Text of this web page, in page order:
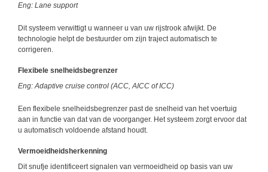
Eng: Lane support
Dit systeem verwittigt u wanneer u van uw rijstrook afwijkt. De
technologie helpt de bestuurder om zijn traject automatisch te
corrigeren.
Flexibele snelheidsbegrenzer
Eng: Adaptive cruise control (ACC, AICC of ICC)
Een flexibele snelheidsbegrenzer past de snelheid van het voertuig
aan in functie van dat van de voorganger. Het systeem zorgt ervoor dat
u automatisch voldoende afstand houdt.
Vermoeidheidsherkenning
Dit snufje identificeert signalen van vermoeidheid op basis van uw